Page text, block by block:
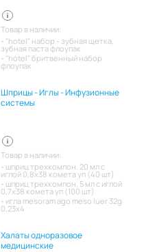
Товар в наличии:
"hotel" набор - зубная щетка,
зубная паста флоупак
"hotel" бритвенный набор
флоупак
Шприцы - Иглы - Инфузионные
системы
Товар в наличии:
шприц трехкомпон. 20 мл с
иглой 0,8х38 комета уп (40 шт)
шприц трехкомпон. 5 мл с иглой
0,7х38 комета уп (100 шт)
игла mesoram ago meso luer 32g
0,23x4
Халаты одноразовое
медицинские